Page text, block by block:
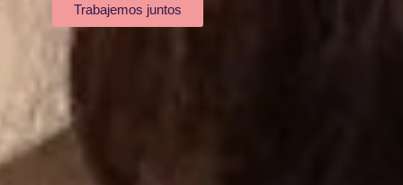
Trabajemos juntos